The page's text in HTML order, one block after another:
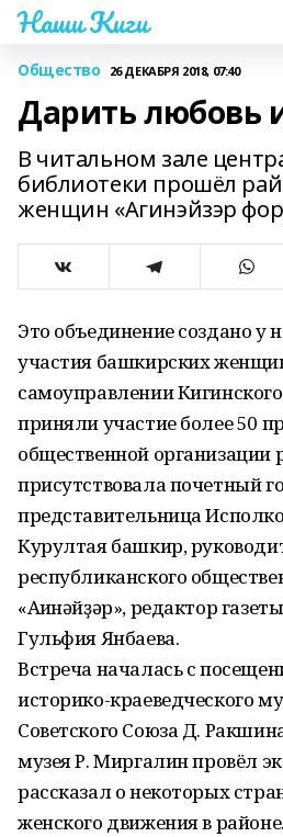
Наши Киги
Общество 26 ДЕКАБРЯ 2018, 07:40
Дарить любовь
В читальном зале
библиотеки прошёл
женщин «Агинэйзэр
Это объединение создано у
участия башкирских
самоуправлении
приняли участие более 50
общественной организации
присутствовала почетный
представительница
Курултая башкир,
республиканского
«Ағинәйҙәр», редактор
Гульфия Янбаева.
Встреча началась с
историко-краеведческого
Советского Союза Д.
музея Р. Миргалин провёл
рассказал о некоторых
женского движения в